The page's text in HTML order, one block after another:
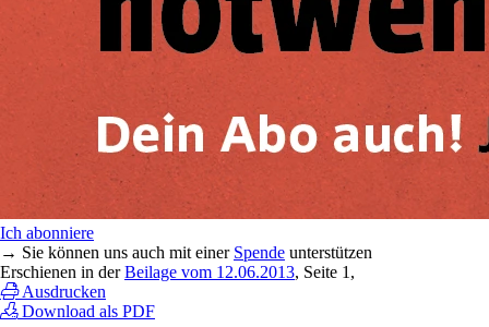
Ich abonniere
→ Sie können uns auch mit einer Spende unterstützen
Erschienen in derBeilage vom 12.06.2013, Seite 1,
Ausdrucken
Download als PDF